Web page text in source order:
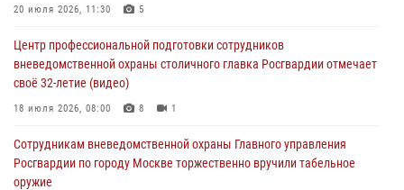
03 августа 2026, 12:00
Московские росгвардейцы пришли на помощь семье, у которой
сломался автомобиль на проезжей части (Видео)
02 августа 2026, 10:00
клуба «Лето Побед» со службой вневедомственной охраны (Видео)
01 августа 2026, 12:00
20 июля 2026, 11:30 5
Центр профессиональной подготовки сотрудников
вневедомственной охраны столичного главка Росгвардии отмечает
своё 32-летие (видео)
18 июля 2026, 08:00 8 1
Сотрудникам вневедомственной охраны Главного управления
Росгвардии по городу Москве торжественно вручили табельное
оружие